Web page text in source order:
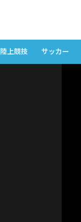
陸上競技 サッカー